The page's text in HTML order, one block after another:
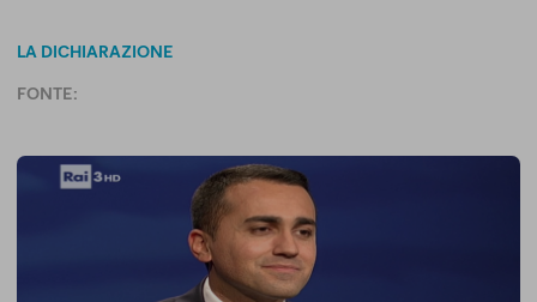
LA DICHIARAZIONE
FONTE: